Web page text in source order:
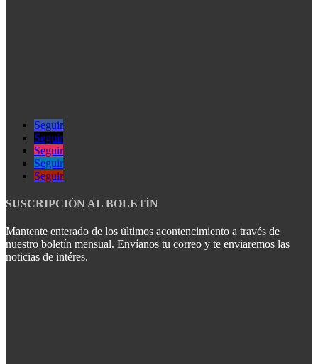
Seguir
Seguir
Seguir
Seguir
Seguir
SUSCRIPCIÓN AL BOLETÍN
Mantente enterado de los últimos acontencimiento a través de
nuestro boletín mensual. Envíanos tu correo y te enviaremos las
noticias de intéres.